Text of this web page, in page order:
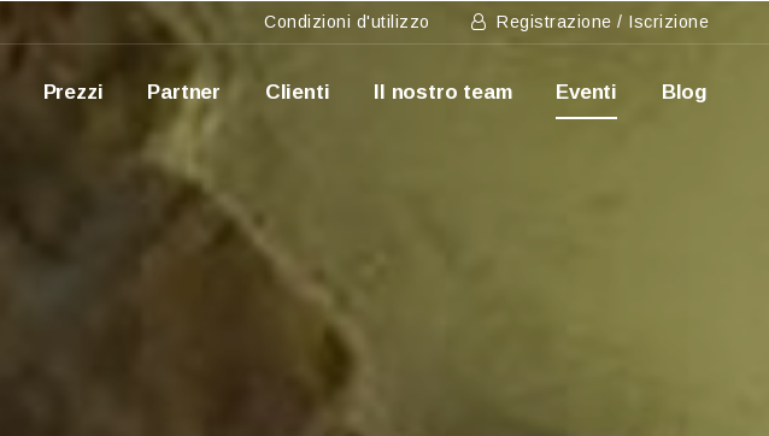
Condizioni d'utilizzo Registrazione / Iscrizione
Prezzi Partner Clienti Il nostro team Eventi Blog